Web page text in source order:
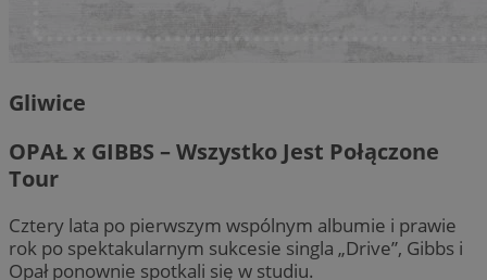
Gliwice
OPAŁ x GIBBS – Wszystko Jest Połączone
Tour
Cztery lata po pierwszym wspólnym albumie i prawie
rok po spektakularnym sukcesie singla „Drive”, Gibbs i
Opał ponownie spotkali się w studiu.